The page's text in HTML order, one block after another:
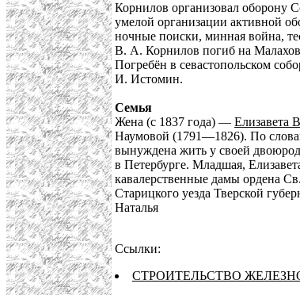
Корнилов организовал оборону
умелой организации активной
ночные поиски, минная война,
В. А. Корнилов погиб на
Погребён в севастопольском
И. Истомин.
Семья
Жена (с 1837 года) — Елизавета
Наумовой (1791—1826). По
вынуждена жить у своей
в Петербурге. Младшая,
кавалерственные дамы ордена
Старицкого уезда Тверской
Наталья
Ссылки:
СТРОИТЕЛЬСТВО